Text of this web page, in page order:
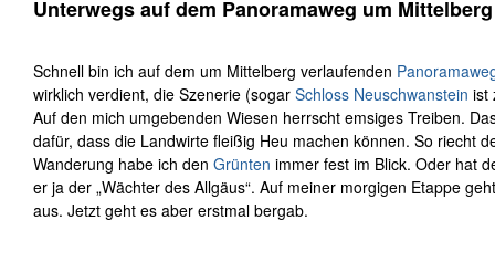
Unterwegs auf dem Panoramaweg um Mittelberg
Schnell bin ich auf dem um Mittelberg verlaufenden
wirklich verdient, die Szenerie (sogar Schloss Neuschwanstein ist
Auf den mich umgebenden Wiesen herrscht emsiges Treiben.
dafür, dass die Landwirte fleißig Heu machen können. So riecht
Wanderung habe ich den Grünten immer fest im Blick. Oder hat
er ja der „Wächter des Allgäus“. Auf meiner morgigen Etappe
aus. Jetzt geht es aber erstmal bergab.